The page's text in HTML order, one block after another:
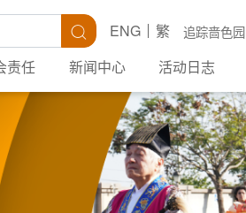
搜寻 追踪啬色园
ENG
繁
责任 新闻中心 活动日志